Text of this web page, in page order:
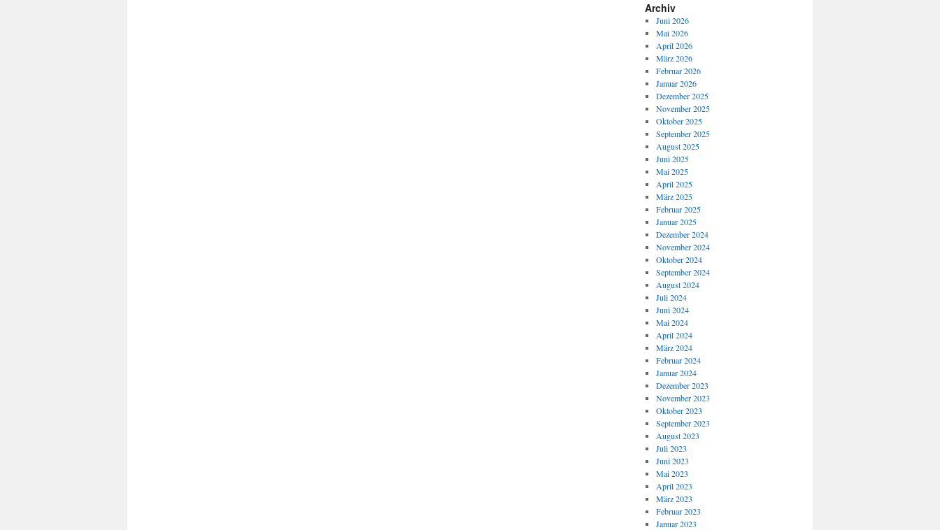
Archiv
Juni 2026
Mai 2026
April 2026
März 2026
Februar 2026
Januar 2026
Dezember 2025
November 2025
Oktober 2025
September 2025
August 2025
Juni 2025
Mai 2025
April 2025
März 2025
Februar 2025
Januar 2025
Dezember 2024
November 2024
Oktober 2024
September 2024
August 2024
Juli 2024
Juni 2024
Mai 2024
April 2024
März 2024
Februar 2024
Januar 2024
Dezember 2023
November 2023
Oktober 2023
September 2023
August 2023
Juli 2023
Juni 2023
Mai 2023
April 2023
März 2023
Februar 2023
Januar 2023